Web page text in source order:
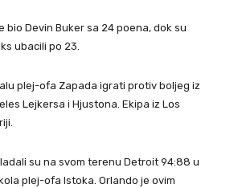
bio Devin Buker sa 24 poena, dok su
ubacili po 23.
plej-ofa Zapada igrati protiv boljeg iz
Lejkersa i Hjustona. Ekipa iz Los
su na svom terenu Detroit 94:88 u
plej-ofa Istoka. Orlando je ovim